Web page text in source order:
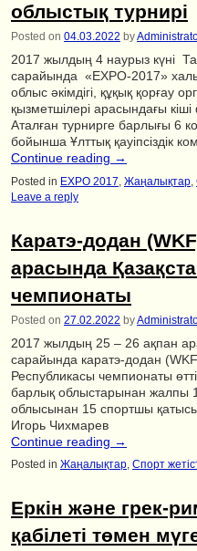
облыстық турнирі
Posted on 04.03.2022 by
2017 жылдың 4 наурыз күні
сарайында «ЕХРО-2017»
облыс әкімдігі, құқық қорғау
қызметшілері арасындағы
Аталған турнирге барлығы 6
бойынша Ұлттық қауіпсіздік
Continue reading →
Posted in EXPO 2017 Жаңалықтар
Leave a reply
Каратэ-додан
арасында
чемпионаты
Posted on 27.02.2022 by
2017 жылдың 25 – 26 ақпан
сарайында каратэ-додан
Республикасы чемпионаты
барлық облыстарынан
облысынан 15 спортшы
Игорь Чихмарев
Continue reading →
Posted in Жаңалықтар Спорт
Еркін және грек-
қабілеті төмен